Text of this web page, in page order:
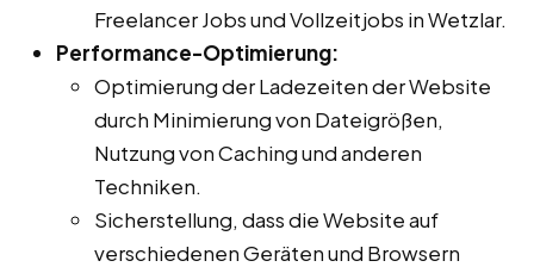
Freelancer Jobs und Vollzeitjobs in Wetzlar.
Performance-Optimierung:
Optimierung der Ladezeiten der Website
durch Minimierung von Dateigrößen,
Nutzung von Caching und anderen
Techniken.
Sicherstellung, dass die Website auf
verschiedenen Geräten und Browsern